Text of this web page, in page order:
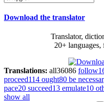
Download the translator
Translator,
20+ languages,
Translations: all36086 follow
proceed114 ought80 be
pace20 succeed13 emulate10
show all